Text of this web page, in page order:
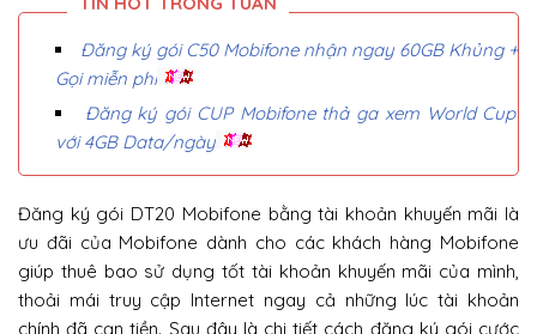
Đăng ký gói C50 Mobifone nhận ngay 60GB Khủng +
Gọi miễn phí
Đăng ký gói CUP Mobifone thả ga xem World Cup
với 4GB Data/ngày
Đăng ký gói DT20 Mobifone bằng tài khoản khuyến mãi là
ưu đãi của Mobifone dành cho các khách hàng Mobifone
giúp thuê bao sử dụng tốt tài khoản khuyến mãi của mình,
thoải mái truy cập Internet ngay cả những lúc tài khoản
chính đã cạn tiền. Sau đây là chi tiết cách đăng ký gói cước